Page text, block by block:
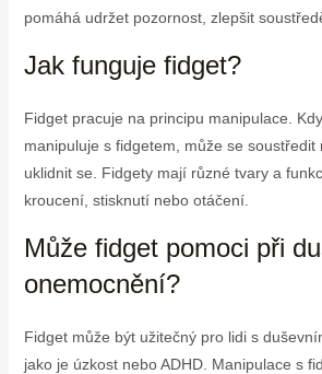
pomáhá udržet pozornost, zlepšit
Jak funguje fidget?
Fidget pracuje na principu manipulace.
manipuluje s fidgetem, může se soustředit
uklidnit se. Fidgety mají různé tvary a
kroucení, stisknutí nebo otáčení.
Může fidget pomoci při
onemocnění?
Fidget může být užitečný pro lidi s
jako je úzkost nebo ADHD. Manipulace s